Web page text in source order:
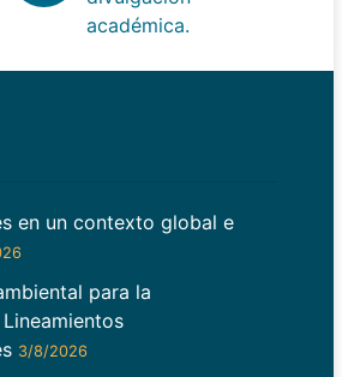
académica.
en un contexto global e
para la
3/8/2026